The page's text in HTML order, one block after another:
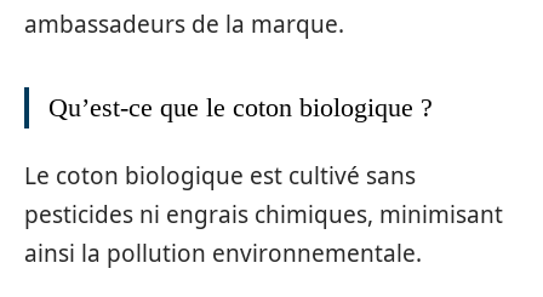
ambassadeurs de la marque.
Qu’est-ce que le coton biologique ?
Le coton biologique est cultivé sans
pesticides ni engrais chimiques, minimisant
ainsi la pollution environnementale.